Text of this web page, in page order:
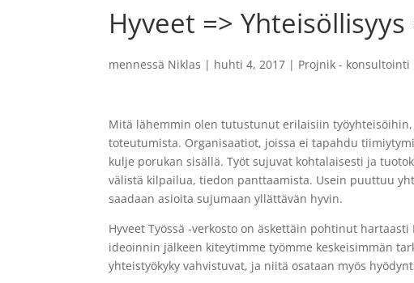
Hyveet =>
mennessä Niklas | huhti 4, 2017 | Projnik - konsultointi
Mitä lähemmin olen tutustunut erilaisiin
toteutumista. Organisaatiot, joissa ei tapahdu
kulje porukan sisällä. Työt sujuvat kohtalaisesti ja
välistä kilpailua, tiedon panttaamista. Usein puuttuu
saadaan asioita sujumaan yllättävän hyvin.
Hyveet Työssä -verkosto on äskettäin pohtinut
ideoinnin jälkeen kiteytimme työmme keskeisimmän
yhteistyökyky vahvistuvat, ja niitä osataan myös